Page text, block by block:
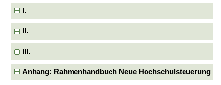
I.
II.
III.
Anhang: Rahmenhandbuch Neue Hochschulsteuerung